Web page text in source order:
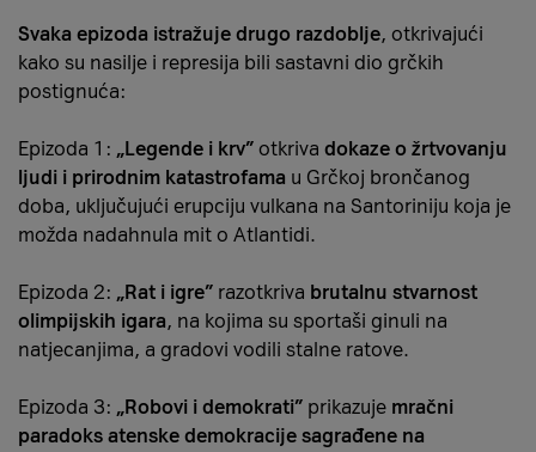
Svaka epizoda istražuje drugo razdoblje, otkrivajući
kako su nasilje i represija bili sastavni dio grčkih
postignuća:
Epizoda 1: „Legende i krv” otkriva dokaze o žrtvovanju
ljudi i prirodnim katastrofama u Grčkoj brončanog
doba, uključujući erupciju vulkana na Santoriniju koja je
možda nadahnula mit o Atlantidi.
Epizoda 2: „Rat i igre” razotkriva brutalnu stvarnost
olimpijskih igara, na kojima su sportaši ginuli na
natjecanjima, a gradovi vodili stalne ratove.
Epizoda 3: „Robovi i demokrati” prikazuje mračni
paradoks atenske demokracije sagrađene na